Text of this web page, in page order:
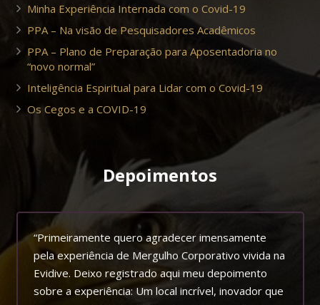
Minha Experiência Internada com o Covid-19
PPA – Na visão de Pesquisadores Acadêmicos
PPA – Plano de Preparação para Aposentadoria no
“novo normal”
Inteligência Espiritual para Lidar com o Covid-19
Os Cegos e a COVID-19
Depoimentos
“Primeiramente quero agradecer imensamente
pela experiência de Mergulho Corporativo vivida na
Evidive. Deixo registrado aqui meu depoimento
sobre a experiência: Um local incrível, inovador que